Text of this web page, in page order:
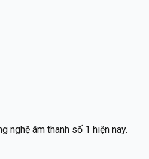
nghệ âm thanh số 1 hiện nay.